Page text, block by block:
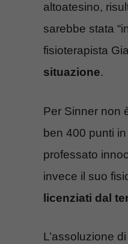
altoatesino,
sarebbe stata
fisioterapista
situazione.
Per Sinner non
ben 400 punti
professato
invece il suo
licenziati dal
L’assoluzione